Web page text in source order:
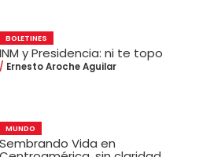
BOLETINES
INM y Presidencia: ni te topo
Ernesto Aroche Aguilar
MUNDO
Sembrando Vida en